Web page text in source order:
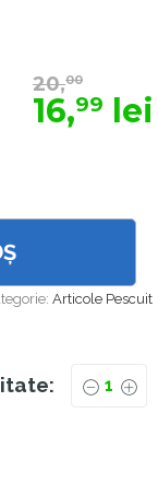
Articole Pescuit
20,00
16,99 lei